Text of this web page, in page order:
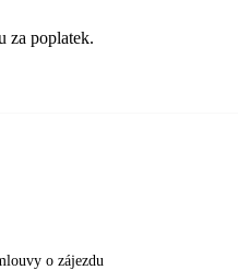
za poplatek.
o zájezdu